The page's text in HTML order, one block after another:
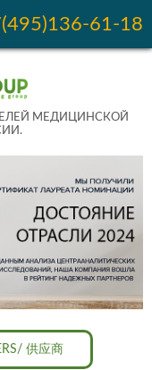
61-18
МЕДИЦИНСКОЙ
供应商